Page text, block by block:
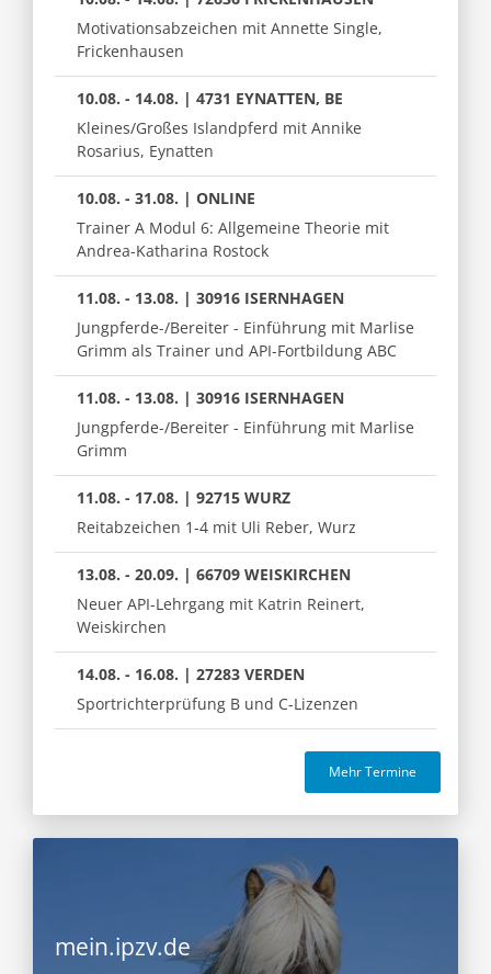
Motivationsabzeichen mit Annette Single,
Frickenhausen
10.08. - 14.08. | 4731 EYNATTEN, BE
Kleines/Großes Islandpferd mit Annike
Rosarius, Eynatten
10.08. - 31.08. | ONLINE
Trainer A Modul 6: Allgemeine Theorie mit
Andrea-Katharina Rostock
11.08. - 13.08. | 30916 ISERNHAGEN
Jungpferde-/Bereiter - Einführung mit Marlise
Grimm als Trainer und API-Fortbildung ABC
11.08. - 13.08. | 30916 ISERNHAGEN
Jungpferde-/Bereiter - Einführung mit Marlise
Grimm
11.08. - 17.08. | 92715 WURZ
Reitabzeichen 1-4 mit Uli Reber, Wurz
13.08. - 20.09. | 66709 WEISKIRCHEN
Neuer API-Lehrgang mit Katrin Reinert,
Weiskirchen
14.08. - 16.08. | 27283 VERDEN
Sportrichterprüfung B und C-Lizenzen
Mehr Termine
mein.ipzv.de